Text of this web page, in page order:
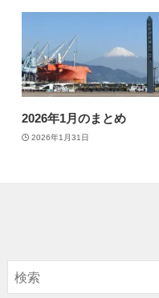
2026年1月のまとめ
2026年1月31日